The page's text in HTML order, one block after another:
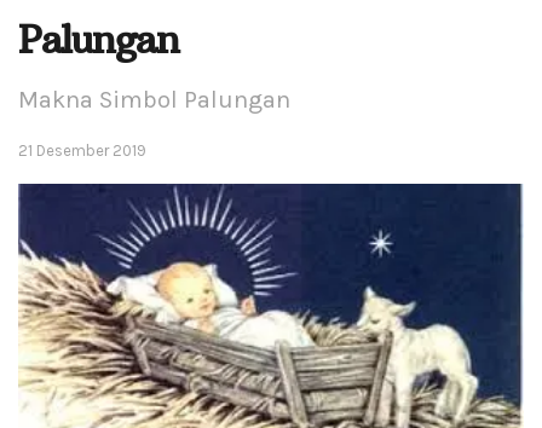
Palungan
Makna Simbol Palungan
21 Desember 2019